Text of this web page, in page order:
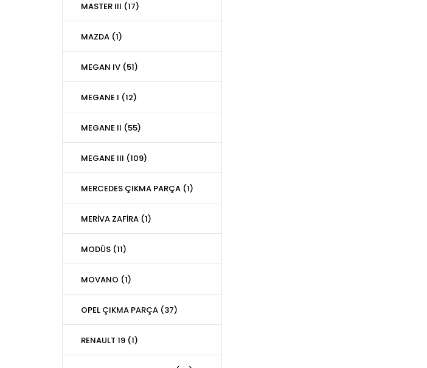
MASTER III (17)
MAZDA (1)
MEGAN IV (51)
MEGANE I (12)
MEGANE II (55)
MEGANE III (109)
MERCEDES ÇIKMA PARÇA (1)
MERİVA ZAFİRA (1)
MODÜS (11)
MOVANO (1)
OPEL ÇIKMA PARÇA (37)
RENAULT 19 (1)